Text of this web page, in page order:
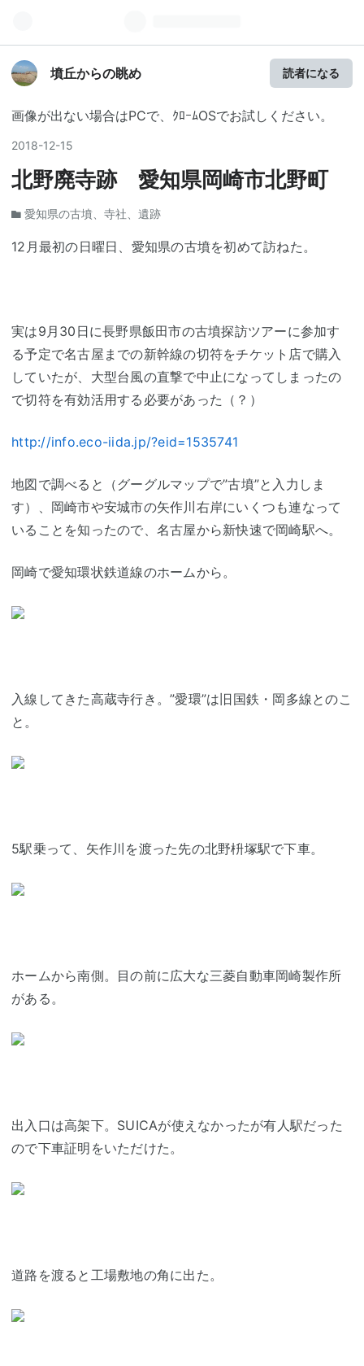
墳丘からの眺め 読者になる
画像が出ない場合はPCで、ｸﾛｰﾑOSでお試しください。
2018-12-15
北野廃寺跡 愛知県岡崎市北野町
愛知県の古墳、寺社、遺跡
12月最初の日曜日、愛知県の古墳を初めて訪ねた。
実は9月30日に長野県飯田市の古墳探訪ツアーに参加す
る予定で名古屋までの新幹線の切符をチケット店で購入
していたが、大型台風の直撃で中止になってしまったの
で切符を有効活用する必要があった（？）
http://info.eco-iida.jp/?eid=1535741
地図で調べると（グーグルマップで”古墳”と入力しま
す）、岡崎市や安城市の矢作川右岸にいくつも連なって
いることを知ったので、名古屋から新快速で岡崎駅へ。
岡崎で愛知環状鉄道線のホームから。
入線してきた高蔵寺行き。”愛環”は旧国鉄・岡多線とのこ
と。
5駅乗って、矢作川を渡った先の北野枡塚駅で下車。
ホームから南側。目の前に広大な三菱自動車岡崎製作所
がある。
出入口は高架下。SUICAが使えなかったが有人駅だった
ので下車証明をいただけた。
道路を渡ると工場敷地の角に出た。